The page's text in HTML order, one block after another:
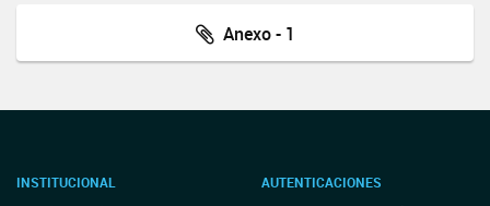
Anexo - 1
INSTITUCIONAL AUTENTICACIONES